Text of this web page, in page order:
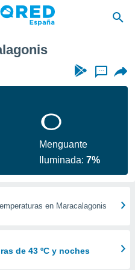
...
Menguante
Iluminada:7%
en Maracalagonis
de 43 ºC y noches